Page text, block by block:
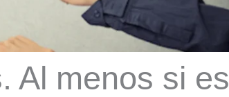
Al menos si es